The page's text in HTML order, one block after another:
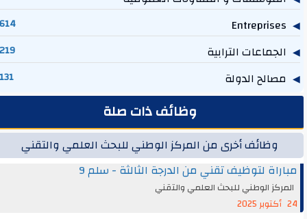
Entreprises
614
الجماعات الترابية 219
مصالح الدولة 131
وظائف ذات صلة
وظائف أخرى من المركز الوطني للبحث العلمي والتقني
مباراة لتوظيف تقني من الدرجة الثالثة - سلم 9
المركز الوطني للبحث العلمي والتقني
24 أكتوبر 2025